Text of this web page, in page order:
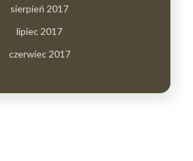
sierpień 2017
lipiec 2017
czerwiec 2017